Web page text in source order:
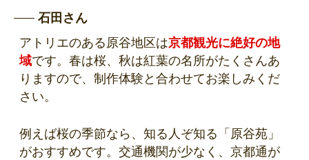
石田さん
アトリエのある原谷地区は京都観光に絶好の地
域です。春は桜、秋は紅葉の名所がたくさんあ
りますので、制作体験と合わせてお楽しみくだ
さい。
例えば桜の季節なら、知る人ぞ知る「原谷苑」
がおすすめです。交通機関が少なく、京都通が